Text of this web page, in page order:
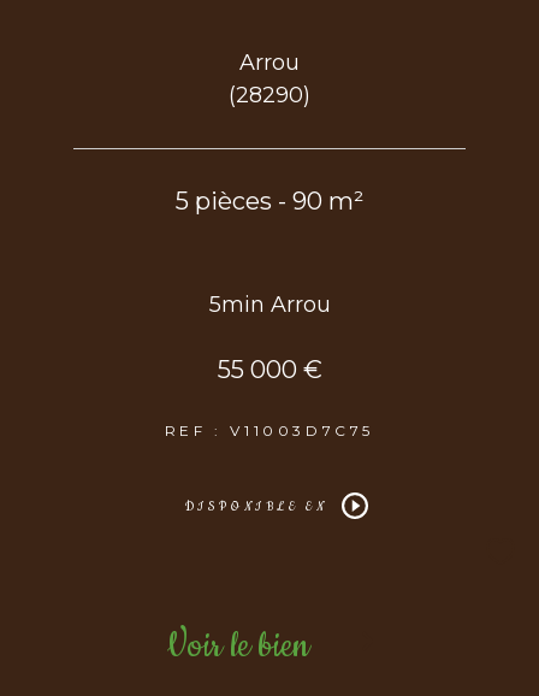
Arrou
(28290)
5 pièces - 90 m²
5min Arrou
55 000 €
REF : V11003D7C75
DISPONIBLE EN
Voir le bien